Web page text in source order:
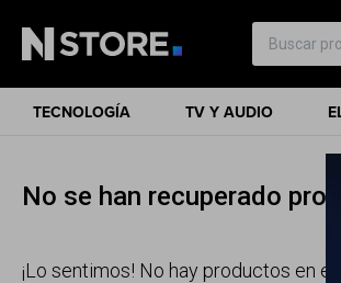
TECNOLOGÍA TV Y AUDIO
No se han recuperado
¡Lo sentimos! No hay productos en